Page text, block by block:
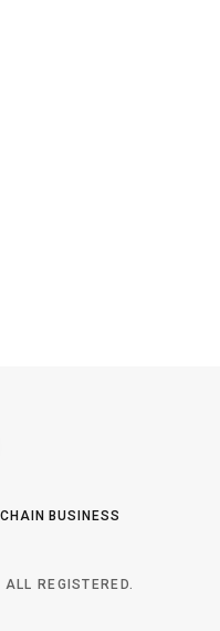
BUSINESS
REGISTERED.